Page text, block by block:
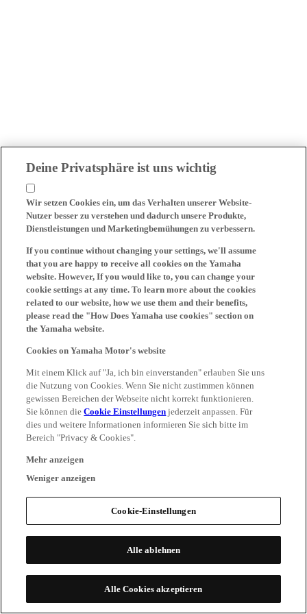
Deine Privatsphäre ist uns wichtig
Wir setzen Cookies ein, um das Verhalten unserer Website-
Nutzer besser zu verstehen und dadurch unsere Produkte,
Dienstleistungen und Marketingbemühungen zu verbessern.
If you continue without changing your settings, we'll assume
that you are happy to receive all cookies on the Yamaha
website. However, If you would like to, you can change your
cookie settings at any time. To learn more about the cookies
related to our website, how we use them and their benefits,
please read the "How Does Yamaha use cookies" section on
the Yamaha website.
Cookies on Yamaha Motor's website
Mit einem Klick auf "Ja, ich bin einverstanden" erlauben Sie uns
die Nutzung von Cookies. Wenn Sie nicht zustimmen können
gewissen Bereichen der Webseite nicht korrekt funktionieren.
Sie können dieCookie Einstellungen jederzeit anpassen. Für
dies und weitere Informationen informieren Sie sich bitte im
Bereich "Privacy & Cookies".
Mehr anzeigen
Weniger anzeigen
Cookie-Einstellungen
Alle ablehnen
Alle Cookies akzeptieren